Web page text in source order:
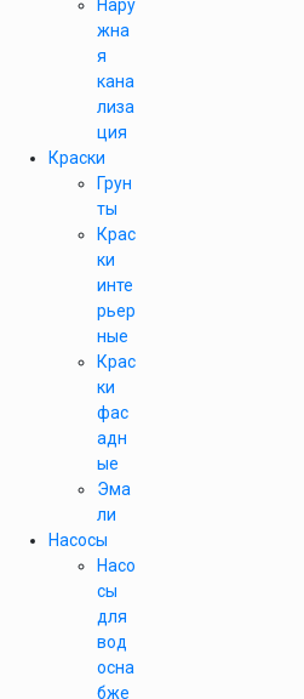
Нару
жна
я
кана
лиза
ция
Краски
Грун
ты
Крас
ки
инте
рьер
ные
Крас
ки
фас
адн
ые
Эма
ли
Насосы
Насо
сы
для
вод
осна
бже